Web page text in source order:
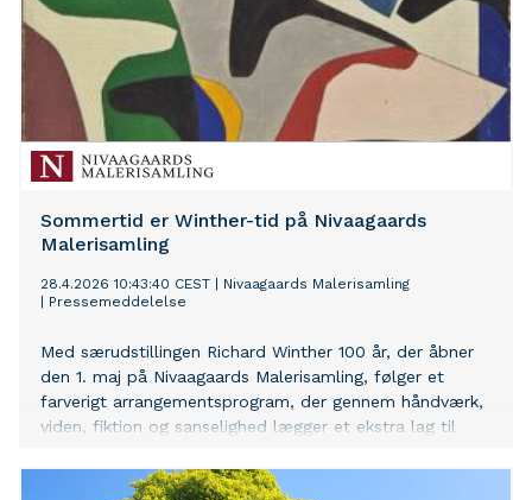
Sommertid er Winther-tid på Nivaagaards
Malerisamling
28.4.2026 10:43:40 CEST
Nivaagaards Malerisamling
Pressemeddelelse
Med særudstillingen Richard Winther 100 år, der åbner
den 1. maj på Nivaagaards Malerisamling, følger et
farverigt arrangementsprogram, der gennem håndværk,
viden, fiktion og sanselighed lægger et ekstra lag til
Winthers mangfoldige virke og billedverden.